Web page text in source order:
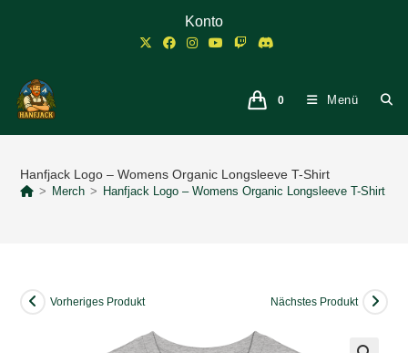
Konto
0 Menü
Hanfjack Logo – Womens Organic Longsleeve T-Shirt
> Merch > Hanfjack Logo – Womens Organic Longsleeve T-Shirt
Vorheriges Produkt Nächstes Produkt